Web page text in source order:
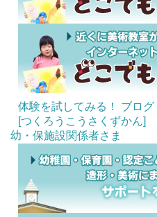
体験を試してみる！ ブログ
[つくろうこうさくずかん]
幼・保施設関係者さま